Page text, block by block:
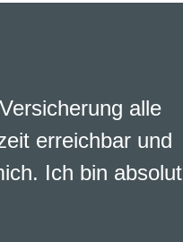
alle
erreichbar und
Ich bin absolut